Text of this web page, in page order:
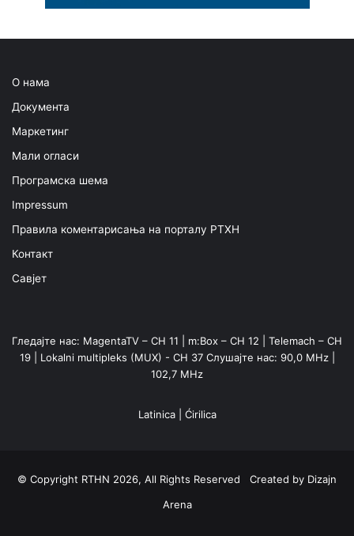
О нама
Документа
Маркетинг
Мали огласи
Програмска шема
Impressum
Правила коментарисања на порталу РТХН
Контакт
Савјет
Гледајте нас: MagentaTV – CH 11 | m:Box – CH 12 | Telemach – CH
19 | Lokalni multipleks (MUX) - CH 37 Слушајте нас: 90,0 MHz |
102,7 MHz
Latinica| Ćirilica
© Copyright RTHN 2026, All Rights Reserved Created by Dizajn
Arena